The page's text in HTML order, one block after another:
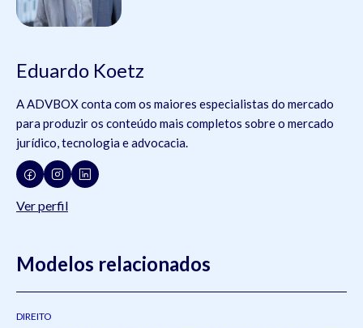
Eduardo Koetz
A ADVBOX conta com os maiores especialistas do mercado
para produzir os conteúdo mais completos sobre o mercado
jurídico, tecnologia e advocacia.
Ver perfil
Modelos relacionados
DIREITO